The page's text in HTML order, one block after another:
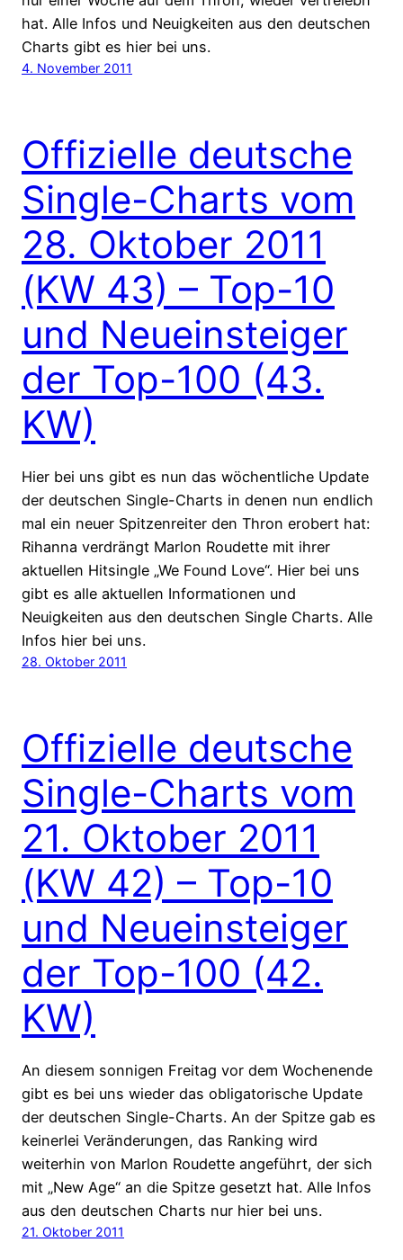
hat. Alle Infos und Neuigkeiten aus den deutschen
Charts gibt es hier bei uns.
4. November 2011
Offizielle deutsche
Single-Charts vom
28. Oktober 2011
(KW 43) – Top-10
und Neueinsteiger
der Top-100 (43.
KW)
Hier bei uns gibt es nun das wöchentliche Update
der deutschen Single-Charts in denen nun endlich
mal ein neuer Spitzenreiter den Thron erobert hat:
Rihanna verdrängt Marlon Roudette mit ihrer
aktuellen Hitsingle „We Found Love“. Hier bei uns
gibt es alle aktuellen Informationen und
Neuigkeiten aus den deutschen Single Charts. Alle
Infos hier bei uns.
28. Oktober 2011
Offizielle deutsche
Single-Charts vom
21. Oktober 2011
(KW 42) – Top-10
und Neueinsteiger
der Top-100 (42.
KW)
An diesem sonnigen Freitag vor dem Wochenende
gibt es bei uns wieder das obligatorische Update
der deutschen Single-Charts. An der Spitze gab es
keinerlei Veränderungen, das Ranking wird
weiterhin von Marlon Roudette angeführt, der sich
mit „New Age“ an die Spitze gesetzt hat. Alle Infos
aus den deutschen Charts nur hier bei uns.
21. Oktober 2011